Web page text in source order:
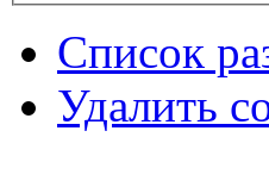
Список
Удалить